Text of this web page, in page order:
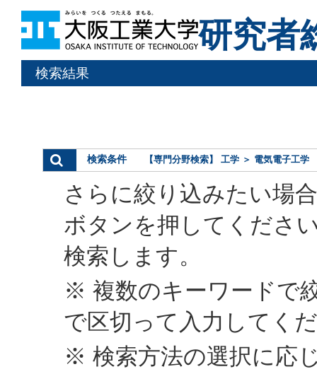
研究者
検索結果
検索条件 【専門分野検索】 工学 ＞ 電気電子工学
さらに絞り込みたい場
ボタンを押してくださ
検索します。
※ 複数のキーワードで
で区切って入力してく
※ 検索方法の選択に応